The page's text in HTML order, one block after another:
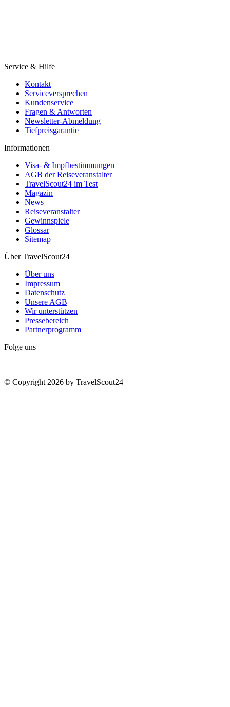
Service & Hilfe
Kontakt
Serviceversprechen
Kundenservice
Fragen & Antworten
Newsletter-Abmeldung
Tiefpreisgarantie
Informationen
Visa- & Impfbestimmungen
AGB der Reiseveranstalter
TravelScout24 im Test
Magazin
News
Reiseveranstalter
Gewinnspiele
Glossar
Sitemap
Über TravelScout24
Über uns
Impressum
Datenschutz
Unsere AGB
Wir unterstützen
Pressebereich
Partnerprogramm
Folge uns
© Copyright 2026 by TravelScout24